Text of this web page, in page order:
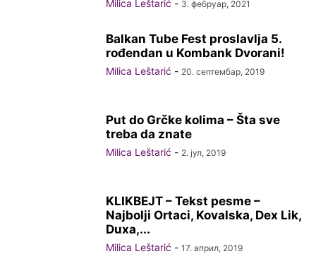
Milica Leštarić - 3. фебруар, 2021
Balkan Tube Fest proslavlja 5.
rođendan u Kombank Dvorani!
Milica Leštarić - 20. септембар, 2019
Put do Grčke kolima – Šta sve
treba da znate
Milica Leštarić - 2. јул, 2019
KLIKBEJT – Tekst pesme –
Najbolji Ortaci, Kovalska, Dex Lik,
Duxa,...
Milica Leštarić - 17. април, 2019